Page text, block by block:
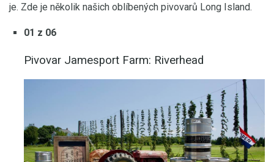
je. Zde je několik našich oblíbených pivovarů Long Island.
01 z 06
Pivovar Jamesport Farm: Riverhead